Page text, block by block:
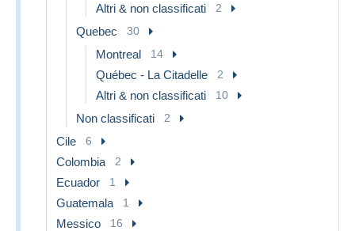
Altri & non classificati 2
Quebec 30
Montreal 14
Québec - La Citadelle 2
Altri & non classificati 10
Non classificati 2
Cile 6
Colombia 2
Ecuador 1
Guatemala 1
Messico 16